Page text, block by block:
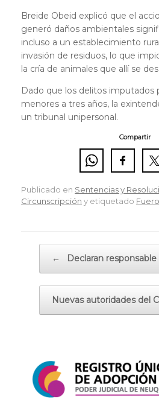
Breide Obeid explicó que el
generó daños ambientales
incluso a un establecimiento
invasión de residuos, lo que
la cría de animales que allí se
Dado que los delitos imputados
menores a tres años, la
un tribunal unipersonal.
Compartir
Publicado en Sentencias y
Circunscripción y etiquetado
← Declaran
Nuevas autoridades del